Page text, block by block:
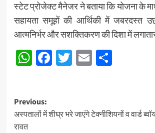
स्टेट प्रोजेक्ट मैनेजर ने बताया कि योजना के
सहायता समूहों की आर्थिकी में जबरदस्त
आत्मनिर्भर और सशक्तिकरण की दिशा में
WhatsApp
Facebook
Twitter
EmailShare
Post
navigation
Previous:
अस्पतालों में शीघ्र भरे जाएंगे टेक्नीशियनों व वार्ड
रावत